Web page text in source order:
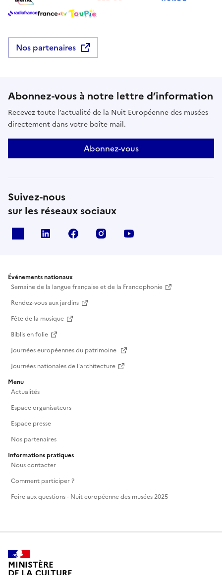
Nos partenaires
Abonnez-vous à notre lettre d’information
Recevez toute l’actualité de la Nuit Européenne des musées
directement dans votre boîte mail.
Abonnez-vous
Suivez-nous
sur les réseaux sociaux
Linkedin Facebook Instagram
Événements nationaux
Semaine de la langue française et de la Francophonie
Rendez-vous aux jardins
Fête de la musique
Biblis en folie
Journées européennes du patrimoine
Journées nationales de l'architecture
Menu
Actualités
Espace organisateurs
Espace presse
Nos partenaires
Informations pratiques
Nous contacter
Comment participer ?
Foire aux questions - Nuit européenne des musées 2025
MINISTÈRE